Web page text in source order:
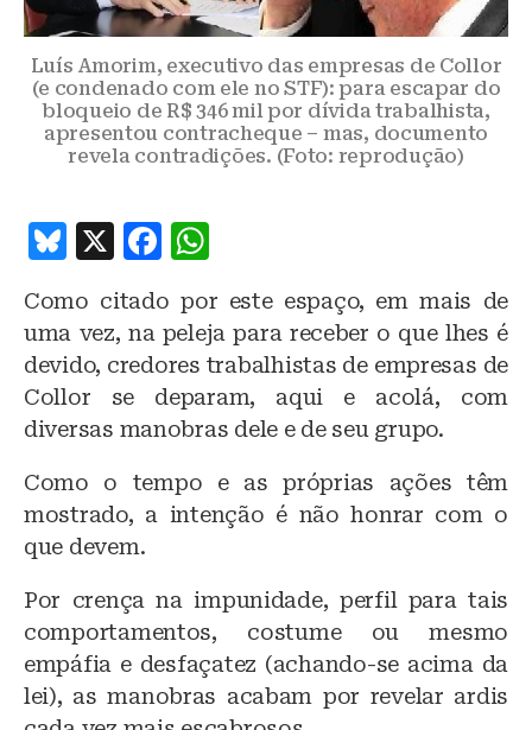
Luís Amorim, executivo das empresas de Collor
(e condenado com ele no STF): para escapar do
bloqueio de R$ 346 mil por dívida trabalhista,
apresentou contracheque – mas, documento
revela contradições. (Foto: reprodução)
B
e
s
k
y
X
F
c
e
b
o
o
k
at
s
A
p
p
Como citado por este espaço, em mais de
uma vez, na peleja para receber o que lhes é
devido, credores trabalhistas de empresas de
Collor se deparam, aqui e acolá, com
diversas manobras dele e de seu grupo.
Como o tempo e as próprias ações têm
mostrado, a intenção é não honrar com o
que devem.
Por crença na impunidade, perfil para tais
comportamentos, costume ou mesmo
empáfia e desfaçatez (achando-se acima da
lei), as manobras acabam por revelar ardis